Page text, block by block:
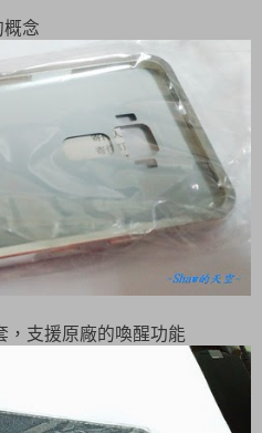
念
支援原廠的喚醒功能